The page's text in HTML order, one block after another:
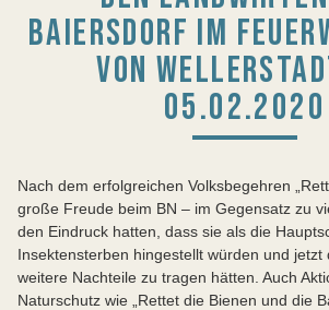
BAIERSDORF IM
VON
05.02.2020
Nach dem erfolgreichen Volksbegehren
große Freude beim BN – im Gegensatz zu
den Eindruck hatten, dass sie als die
Insektensterben hingestellt würden und jetzt
weitere Nachteile zu tragen hätten. Auch
Naturschutz wie „Rettet die Bienen und die